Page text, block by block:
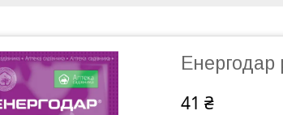
Енергодар
41 ₴